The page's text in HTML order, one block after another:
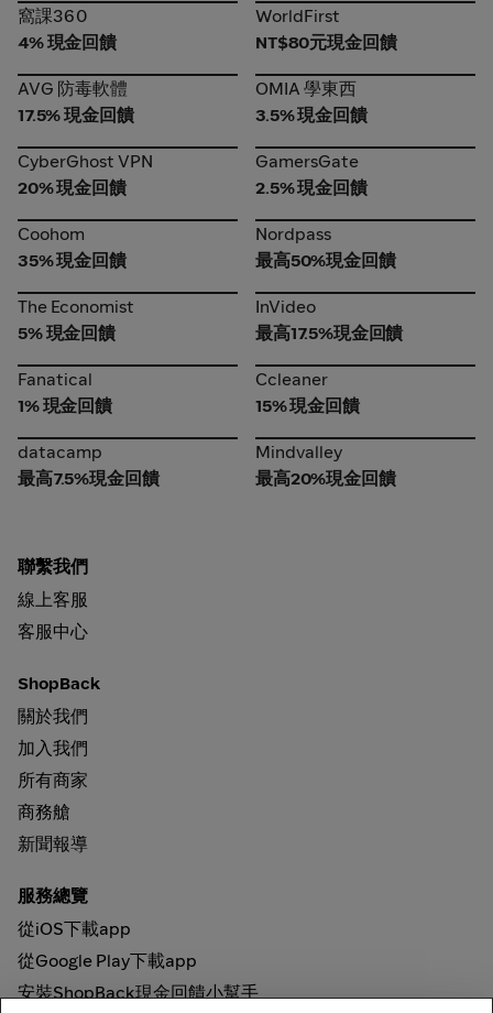
窩課360
窩課360
4% 現金回饋
WorldFirst
WorldFirst
NT$80元現金回饋
AVG 防毒軟體
AVG 防毒軟體
17.5% 現金回饋
OMIA 學東西
OMIA 學東西
3.5% 現金回饋
CyberGhost VPN
CyberGhost VPN
20% 現金回饋
GamersGate
GamersGate
2.5% 現金回饋
Coohom
Coohom
35% 現金回饋
Nordpass
Nordpass
最高50%現金回饋
The Economist
The Economist
5% 現金回饋
InVideo
InVideo
最高17.5%現金回饋
Fanatical
Fanatical
1% 現金回饋
Ccleaner
Ccleaner
15% 現金回饋
datacamp
datacamp
最高7.5%現金回饋
Mindvalley
Mindvalley
最高20%現金回饋
聯繫我們
線上客服
客服中心
ShopBack
關於我們
加入我們
所有商家
商務艙
新聞報導
服務總覽
從iOS下載app
從Google Play下載app
安裝ShopBack現金回饋小幫手